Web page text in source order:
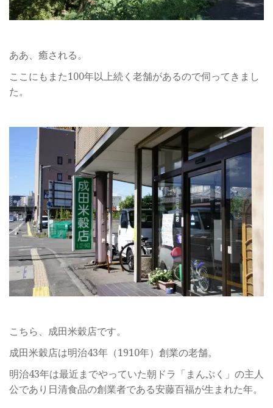
ああ、癒される。
ここにもまた100年以上続く老舗があるので伺ってきまし
た。
こちら、成田米穀店です。
成田米穀店は明治43年（1910年）創業の老舗。
明治43年は最近までやっていた朝ドラ「まんぷく」の主人
公であり日清食品の創業者である安藤百福が生まれた年。